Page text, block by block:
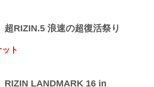
ご了承ください。
会場
超RIZIN.5 浪速の超復活祭り
ト
RIZIN LANDMARK 16 in